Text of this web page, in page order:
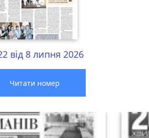
від 8 липня 2026
Читати номер